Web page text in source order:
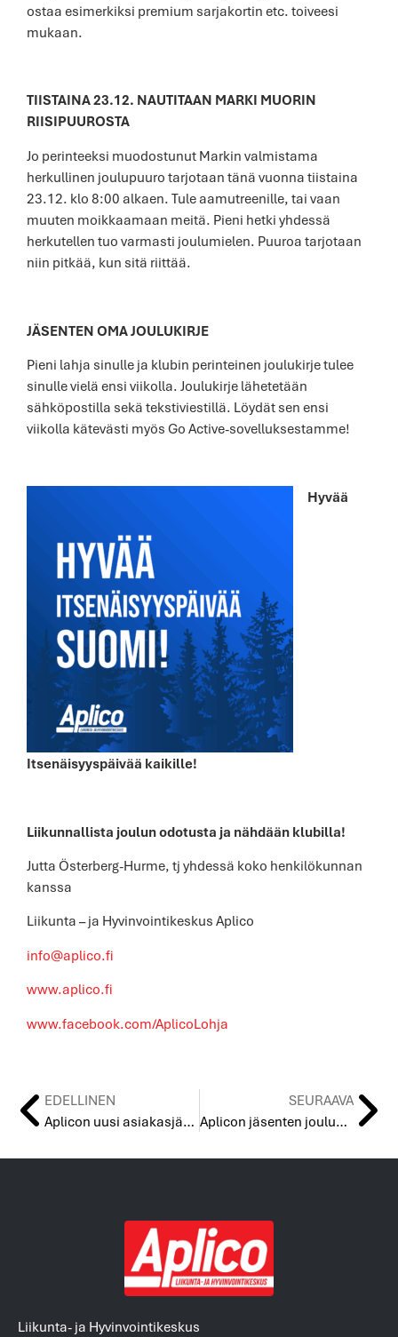
ostaa esimerkiksi premium sarjakortin etc. toiveesi
mukaan.
TIISTAINA 23.12. NAUTITAAN MARKI MUORIN
RIISIPUUROSTA
Jo perinteeksi muodostunut Markin valmistama
herkullinen joulupuuro tarjotaan tänä vuonna tiistaina
23.12. klo 8:00 alkaen. Tule aamutreenille, tai vaan
muuten moikkaamaan meitä. Pieni hetki yhdessä
herkutellen tuo varmasti joulumielen. Puuroa tarjotaan
niin pitkää, kun sitä riittää.
JÄSENTEN OMA JOULUKIRJE
Pieni lahja sinulle ja klubin perinteinen joulukirje tulee
sinulle vielä ensi viikolla. Joulukirje lähetetään
sähköpostilla sekä tekstiviestillä. Löydät sen ensi
viikolla kätevästi myös Go Active-sovelluksestamme!
Hyvää
Itsenäisyyspäivää kaikille!
Liikunnallista joulun odotusta ja nähdään klubilla!
Jutta Österberg-Hurme, tj yhdessä koko henkilökunnan
kanssa
Liikunta – ja Hyvinvointikeskus Aplico
info@aplico.fi
www.aplico.fi
www.facebook.com/AplicoLohja
EDELLINEN
Aplicon uusi asiakasjärjestelmä on nyt auki!
SEURAAVA
Aplicon jäsenten joulukirje 2025
Liikunta- ja Hyvinvointikeskus